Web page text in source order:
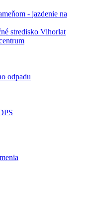
- jazdenie na
stredisko Vihorlat
odpadu